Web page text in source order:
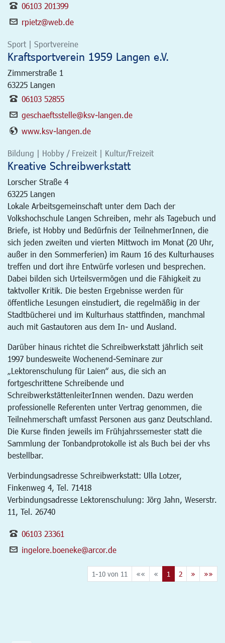
06103 201399
rpietz@web.de
Sport | Sportvereine
Kraftsportverein 1959 Langen e.V.
Zimmerstraße 1
63225 Langen
06103 52855
geschaeftsstelle@ksv-langen.de
www.ksv-langen.de
Bildung | Hobby / Freizeit | Kultur/Freizeit
Kreative Schreibwerkstatt
Lorscher Straße 4
63225 Langen
Lokale Arbeitsgemeinschaft unter dem Dach der
Volkshochschule Langen Schreiben, mehr als Tagebuch und
Briefe, ist Hobby und Bedürfnis der TeilnehmerInnen, die
sich jeden zweiten und vierten Mittwoch im Monat (20 Uhr,
außer in den Sommerferien) im Raum 16 des Kulturhauses
treffen und dort ihre Entwürfe vorlesen und besprechen.
Dabei bilden sich Urteilsvermögen und die Fähigkeit zu
taktvoller Kritik. Die besten Ergebnisse werden für
öffentliche Lesungen einstudiert, die regelmäßig in der
Stadtbücherei und im Kulturhaus stattfinden, manchmal
auch mit Gastautoren aus dem In- und Ausland.
Darüber hinaus richtet die Schreibwerkstatt jährlich seit
1997 bundesweite Wochenend-Seminare zur
„Lektorenschulung für Laien“ aus, die sich an
fortgeschrittene Schreibende und
SchreibwerkstättenleiterInnen wenden. Dazu werden
professionelle Referenten unter Vertrag genommen, die
Teilnehmerschaft umfasst Personen aus ganz Deutschland.
Die Kurse finden jeweils im Frühjahrssemester statt die
Sammlung der Tonbandprotokolle ist als Buch bei der vhs
bestellbar.
Verbindungsadresse Schreibwerkstatt: Ulla Lotzer,
Finkenweg 4, Tel. 71418
Verbindungsadresse Lektorenschulung: Jörg Jahn, Weserstr.
11, Tel. 26740
06103 23361
ingelore.boeneke@arcor.de
1-10 von 11 «« « 1 2 » »»